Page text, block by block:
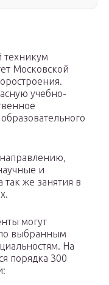
техникум
Московской
учебно-
и
же занятия в
могут
выбранным
На
порядка 300